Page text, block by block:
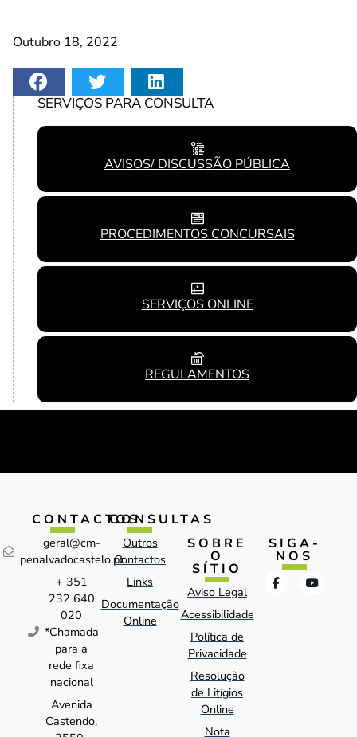
Outubro 18, 2022
SERVIÇOS PARA CONSULTA
AVISOS/ DISCUSSÃO PÚBLICA
PROCEDIMENTOS CONCURSAIS
SERVIÇOS ONLINE
REGULAMENTOS
CONTACTOS
geral@cm-
penalvadocastelo.pt
+ 351
232 640
020
*Chamada
para a
rede fixa
nacional
Avenida
Castendo,
CONSULTAS
Outros
Contactos
Links
Documentação
Online
SOBRE
O
SÍTIO
Aviso Legal
Acessibilidade
Política de
Privacidade
Resolução
de Litígios
Online
Nota
SIGA-
NOS